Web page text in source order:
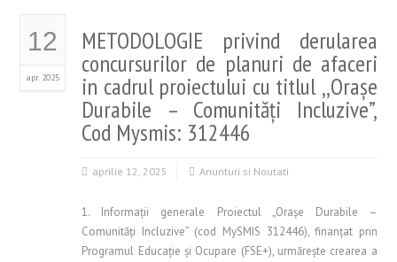
12
apr. 2025
METODOLOGIE privind derularea
concursurilor de planuri de afaceri
in cadrul proiectului cu titlul ,,Orașe
Durabile – Comunități Incluzive”,
Cod Mysmis: 312446
aprilie 12, 2025 Anunturi si Noutati
1. Informații generale Proiectul „Orașe Durabile –
Comunități Incluzive” (cod MySMIS 312446), finanțat prin
Programul Educație și Ocupare (FSE+), urmărește crearea a